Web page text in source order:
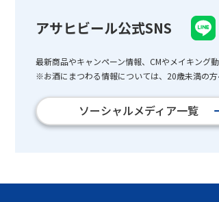
アサヒビール公式SNS
最新商品やキャンペーン情報、CMやメイキング
※お酒にまつわる情報については、20歳未満の方
ソーシャルメディア一覧